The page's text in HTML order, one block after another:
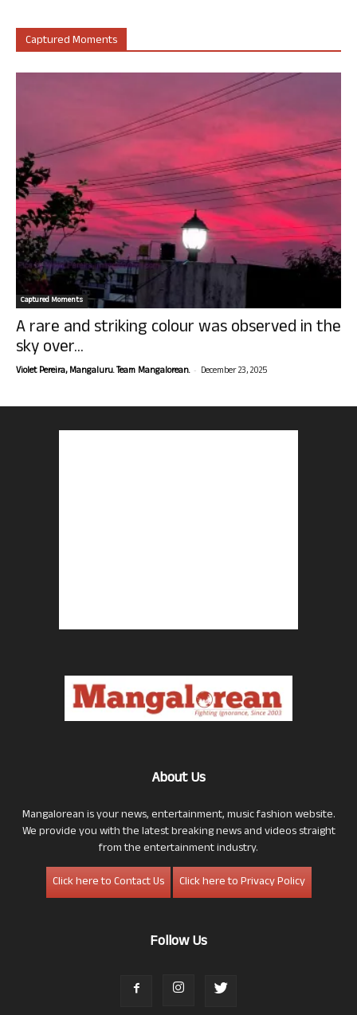
Captured Moments
Captured Moments
A rare and striking colour was observed in the
sky over...
Violet Pereira, Mangaluru. Team Mangalorean. - December 23, 2025
About Us
Mangalorean is your news, entertainment, music fashion website.
We provide you with the latest breaking news and videos straight
from the entertainment industry.
Click here to Contact Us
Click here to Privacy Policy
Follow Us